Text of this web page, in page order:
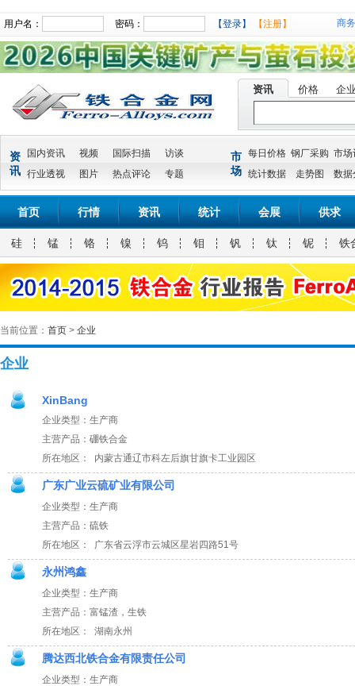
用户名： 密码： 【登录】 【注册】 商
资讯 价格 企
资
讯
国内资讯 视频 国际扫描
访谈
行业透视
图片 热点评论 专题
市
场
每日价格 钢厂采购 市场
统计数据
走势图 数据
首页 行情 资讯 统计 会展 供求
硅 锰 铬 镍 钨 钼 钒 钛 铌 铁
当前位置： 首页 > 企业
企业
XinBang
企业类型：生产商
主营产品：硼铁合金
所在地区： 内蒙古通辽市科左后旗甘旗卡工业园区
广东广业云硫矿业有限公司
企业类型：生产商
主营产品：硫铁
所在地区： 广东省云浮市云城区星岩四路51号
永州鸿鑫
企业类型：生产商
主营产品：富锰渣，生铁
所在地区： 湖南永州
腾达西北铁合金有限责任公司
企业类型：生产商